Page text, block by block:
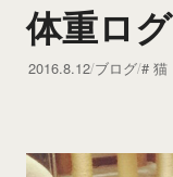
体重ログ
2016.8.12 ブログ 猫